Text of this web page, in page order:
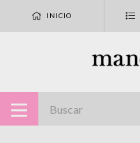
INICIO